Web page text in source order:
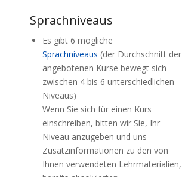
Sprachniveaus
Es gibt 6 mögliche
Sprachniveaus (der Durchschnitt der
angebotenen Kurse bewegt sich
zwischen 4 bis 6 unterschiedlichen
Niveaus)
Wenn Sie sich für einen Kurs
einschreiben, bitten wir Sie, Ihr
Niveau anzugeben und uns
Zusatzinformationen zu den von
Ihnen verwendeten Lehrmaterialien,